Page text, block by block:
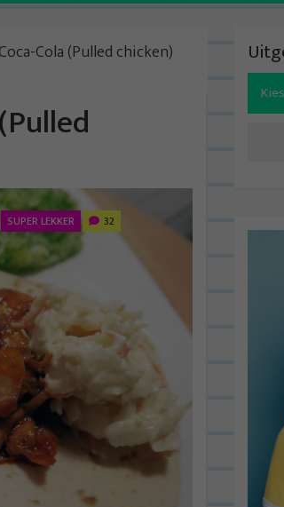
Cola (Pulled chicken)
SUPER LEKKER 32
for: